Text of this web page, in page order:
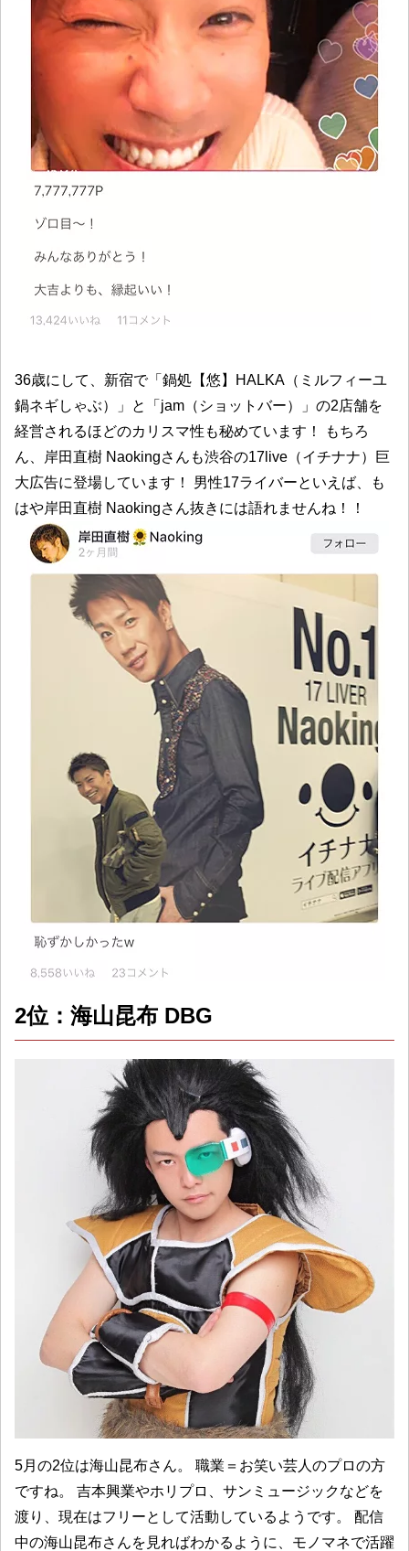
36歳にして、新宿で「鍋処【悠】HALKA（ミルフィーユ
鍋ネギしゃぶ）」と「jam（ショットバー）」の2店舗を
経営されるほどのカリスマ性も秘めています！ もちろ
ん、岸田直樹 Naokingさんも渋谷の17live（イチナナ）巨
大広告に登場しています！ 男性17ライバーといえば、も
はや岸田直樹 Naokingさん抜きには語れませんね！！
2位：海山昆布 DBG
5月の2位は海山昆布さん。 職業＝お笑い芸人のプロの方
ですね。 吉本興業やホリプロ、サンミュージックなどを
渡り、現在はフリーとして活動しているようです。 配信
中の海山昆布さんを見ればわかるように、モノマネで活躍